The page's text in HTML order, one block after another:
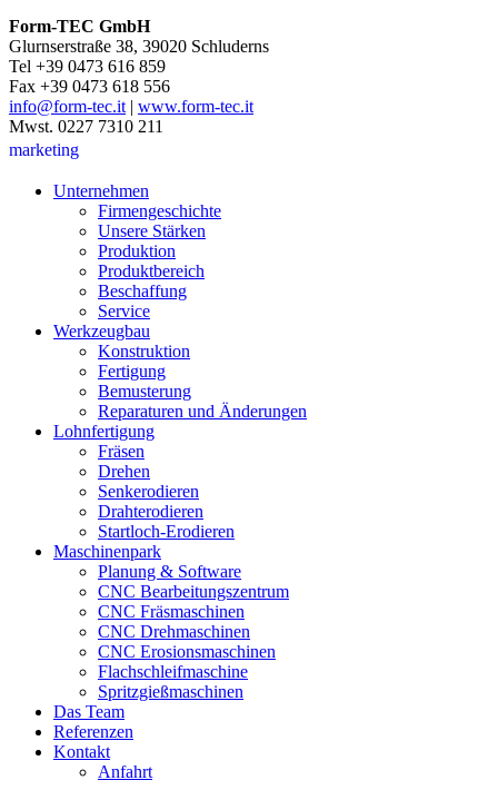
Form-TEC GmbH
Glurnserstraße 38, 39020 Schluderns
Tel +39 0473 616 859
Fax +39 0473 618 556
info@form-tec.it| www.form-tec.it
Mwst. 0227 7310 211
marketing
Unternehmen
Firmengeschichte
Unsere Stärken
Produktion
Produktbereich
Beschaffung
Service
Werkzeugbau
Konstruktion
Fertigung
Bemusterung
Reparaturen und Änderungen
Lohnfertigung
Fräsen
Drehen
Senkerodieren
Drahterodieren
Startloch-Erodieren
Maschinenpark
Planung & Software
CNC Bearbeitungszentrum
CNC Fräsmaschinen
CNC Drehmaschinen
CNC Erosionsmaschinen
Flachschleifmaschine
Spritzgießmaschinen
Das Team
Referenzen
Kontakt
Anfahrt